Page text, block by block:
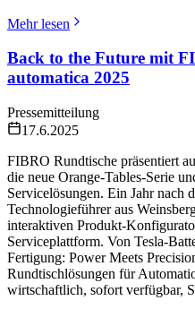
Mehr lesen
Back to the Future mit
automatica 2025
Pressemitteilung
17.6.2025
FIBRO Rundtische präsentiert
die neue Orange-Tables-Serie
Servicelösungen. Ein Jahr nach
Technologieführer aus
interaktiven Produkt-
Serviceplattform. Von Tesla-
Fertigung: Power Meets
Rundtischlösungen für
wirtschaftlich, sofort verfügbar,